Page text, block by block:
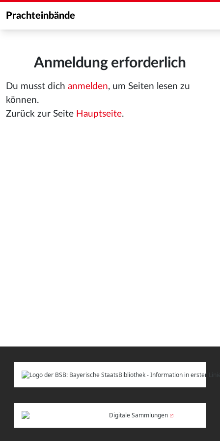
Prachteinbände
Anmeldung erforderlich
Du musst dich anmelden, um Seiten lesen zu
können.
Zurück zur Seite Hauptseite.
Digitale Sammlungen